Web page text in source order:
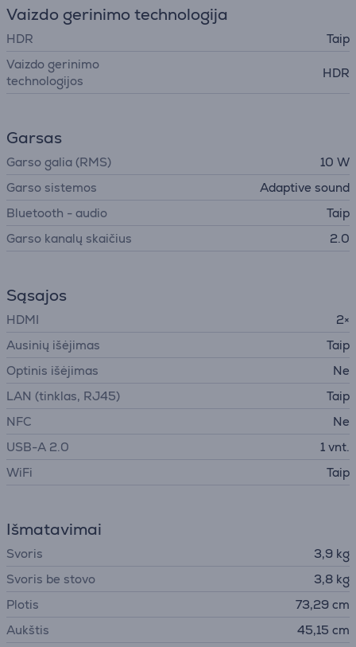
Vaizdo gerinimo technologija
HDR
Taip
Vaizdo gerinimo
technologijos
HDR
Garsas
Garso galia (RMS)
10 W
Garso sistemos
Adaptive sound
Bluetooth - audio
Taip
Garso kanalų skaičius
2.0
Sąsajos
HDMI
2×
Ausinių išėjimas
Taip
Optinis išėjimas
Ne
LAN (tinklas, RJ45)
Taip
NFC
Ne
USB-A 2.0
1 vnt.
WiFi
Taip
Išmatavimai
Svoris
3,9 kg
Svoris be stovo
3,8 kg
Plotis
73,29 cm
Aukštis
45,15 cm